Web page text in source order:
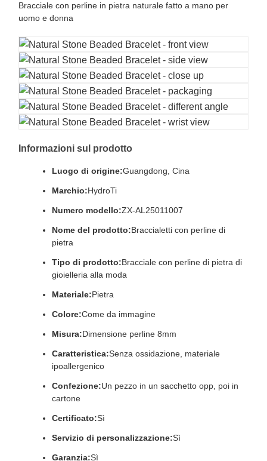
Bracciale con perline in pietra naturale fatto a mano per
uomo e donna
Informazioni sul prodotto
Luogo di origine:Guangdong, Cina
Marchio:HydroTi
Numero modello:ZX-AL25011007
Nome del prodotto:Braccialetti con perline di
pietra
Tipo di prodotto:Bracciale con perline di pietra di
gioielleria alla moda
Materiale:Pietra
Colore:Come da immagine
Misura:Dimensione perline 8mm
Caratteristica:Senza ossidazione, materiale
ipoallergenico
Confezione:Un pezzo in un sacchetto opp, poi in
cartone
Certificato:Sì
Servizio di personalizzazione:Sì
Garanzia:Sì